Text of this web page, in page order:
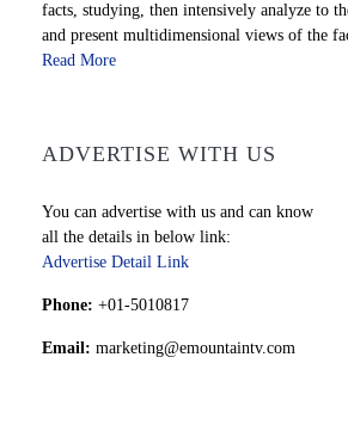
facts, studying, then intensively analyze to
and present multidimensional views of the
Read More
ADVERTISE WITH US
You can advertise with us and can know
all the details in below link:
Advertise Detail Link
Phone: +01-5010817
Email: marketing@emountaintv.com